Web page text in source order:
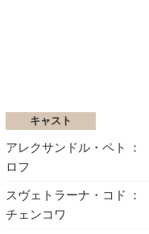
キャスト
アレクサンドル・ペト
ロフ
スヴェトラーナ・コド
チェンコワ